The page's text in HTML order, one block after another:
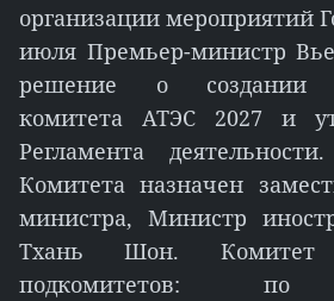
организации мероприятий
июля Премьер-министр
решение о создании
комитета АТЭС 2027 и
Регламента
Комитета назначен
министра, Министр
Тхань Шон.
подкомитетов: по